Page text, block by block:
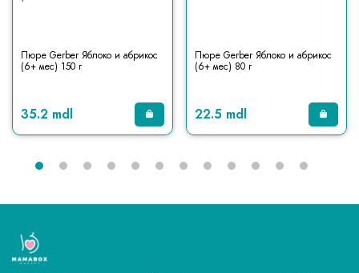
Пюре Gerber Яблоко и абрикос
(6+ мес) 150 г
35.2 mdl
Пюре Gerber Яблоко и абрикос
(6+ мес) 80 г
22.5 mdl